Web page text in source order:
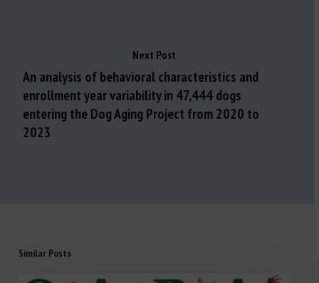
Next Post
An analysis of behavioral characteristics and
enrollment year variability in 47,444 dogs
entering the Dog Aging Project from 2020 to
2023
Similar Posts